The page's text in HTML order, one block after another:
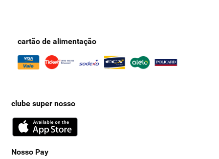
cartão de alimentação
clube super nosso
Nosso Pay